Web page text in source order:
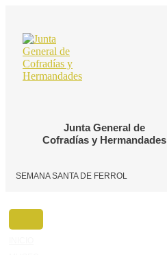
contido
Junta General de
Cofradías y Hermandades
SEMANA SANTA DE FERROL